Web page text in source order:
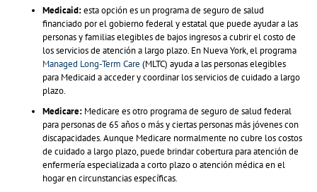
Medicaid:esta opción es un programa de seguro de salud
financiado por el gobierno federal y estatal que puede ayudar a las
personas y familias elegibles de bajos ingresos a cubrir el costo de
los servicios de atención a largo plazo. En Nueva York, el programa
Managed Long-Term Care (MLTC) ayuda a las personas elegibles
para Medicaid a acceder y coordinar los servicios de cuidado a largo
plazo.
Medicare: Medicare es otro programa de seguro de salud federal
para personas de 65 años o más y ciertas personas más jóvenes con
discapacidades. Aunque Medicare normalmente no cubre los costos
de cuidado a largo plazo, puede brindar cobertura para atención de
enfermería especializada a corto plazo o atención médica en el
hogar en circunstancias específicas.